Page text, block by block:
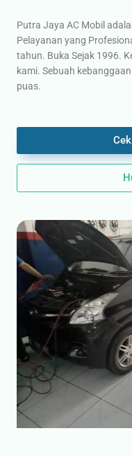
Putra Jaya AC Mobil
Pelayanan yang
tahun. Buka Sejak 1996.
kami. Sebuah
puas.